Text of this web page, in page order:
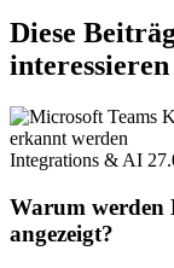
Diese
interessieren
Integrations & AI
Warum werden
angezeigt?